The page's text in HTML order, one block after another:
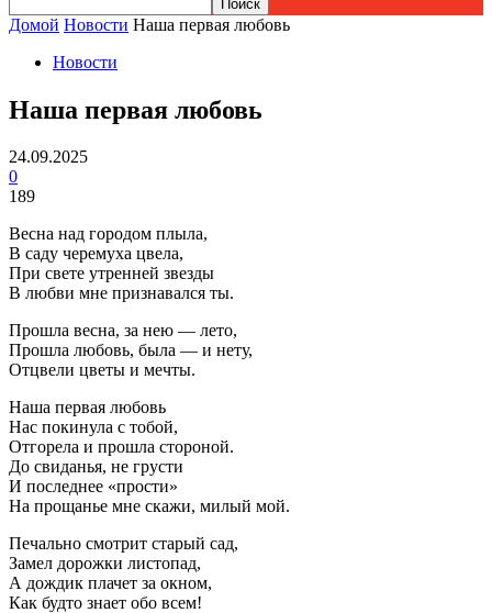
Домой Новости Наша первая любовь
Новости
Наша первая любовь
24.09.2025
0
189
Весна над городом плыла,
В саду черемуха цвела,
При свете утренней звезды
В любви мне признавался ты.
Прошла весна, за нею — лето,
Прошла любовь, была — и нету,
Отцвели цветы и мечты.
Наша первая любовь
Нас покинула с тобой,
Отгорела и прошла стороной.
До свиданья, не грусти
И последнее «прости»
На прощанье мне скажи, милый мой.
Печально смотрит старый сад,
Замел дорожки листопад,
А дождик плачет за окном,
Как будто знает обо всем!